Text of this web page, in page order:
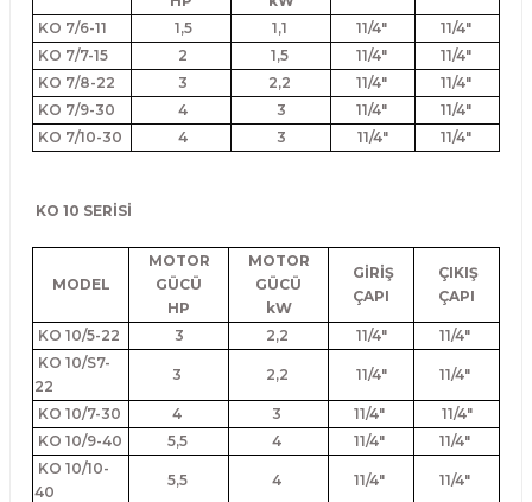
KO 7/6-11 1,5 1,1 11/4"
11/4"
KO 7/7-15
2 1,5 11/4"
11/4"
KO 7/8-22
3 2,2 11/4"
11/4"
KO 7/9-30
4 3 11/4"
11/4"
KO 7/10-30
4 3 11/4" 11/4"
KO 10 SERİSİ
MODEL
MOTOR
GÜCÜ
HP
MOTOR
GÜCÜ
kW
GİRİŞ
ÇAPI
ÇIKIŞ
ÇAPI
KO 10/5-22 3 2,2 11/4"
11/4"
KO 10/S7-
22
3 2,2 11/4" 11/4"
KO 10/7-30 4 3 11/4"
11/4"
KO 10/9-40
5,5 4 11/4"
11/4"
KO 10/10-
40
5,5 4 11/4" 11/4"